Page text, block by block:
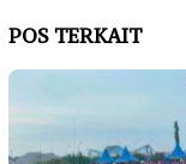
POS TERKAIT